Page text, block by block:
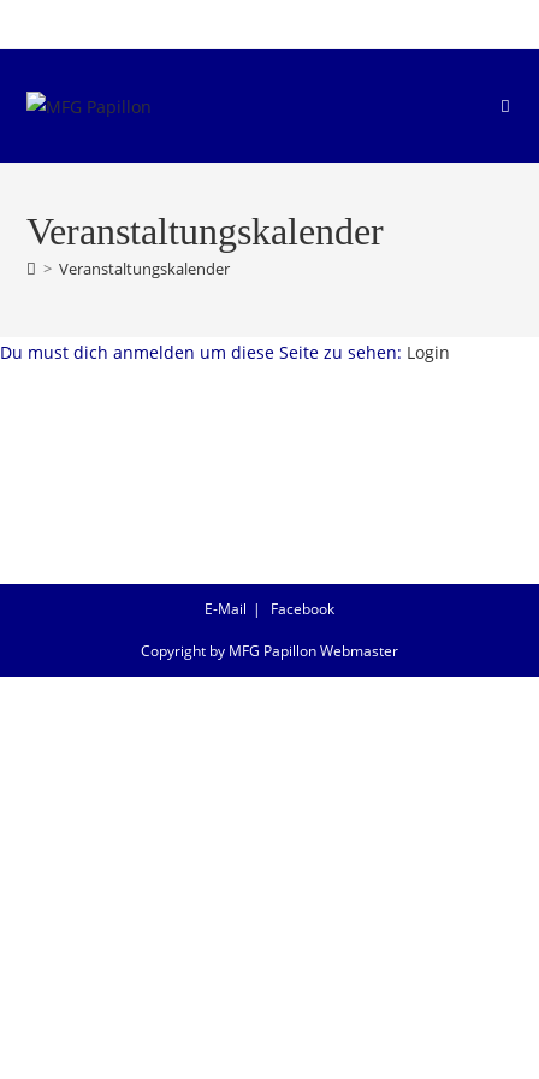
Inhalt
Veranstaltungskalender
> Veranstaltungskalender
Du must dich anmelden um diese Seite zu sehen: Login
E-Mail Facebook
Copyright by MFG Papillon Webmaster